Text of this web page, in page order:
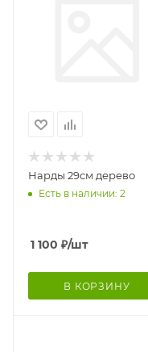
Нарды 29см дерево
Есть в наличии: 2
1 100 ₽/шт
В КОРЗИНУ